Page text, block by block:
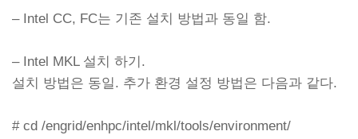
– Intel CC, FC는 기존 설치 방법과 동일 함.
– Intel MKL 설치 하기.
설치 방법은 동일. 추가 환경 설정 방법은 다음과 같다.
# cd /engrid/enhpc/intel/mkl/tools/environment/